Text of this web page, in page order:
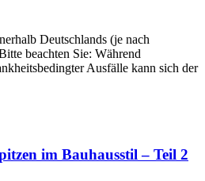
Deutschlands (je nach
beachten Sie: Während
Ausfälle kann sich der
im Bauhausstil – Teil 2